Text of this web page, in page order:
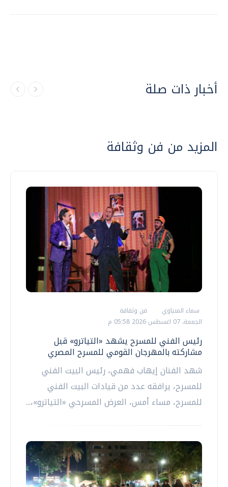
أخبار ذات صلة
المزيد من فن وثقافة
سماء المنياوي
فن وثقافة
الجمعة، 07 اغسطس 2026 05:58 م
رئيس الفني للمسرح يشهد «التياترو» قبل
مشاركته بالمهرجان القومي للمسرح المصري
شهد الفنان إيهاب فهمي، رئيس البيت الفني
للمسرح، يرافقه عدد من قيادات البيت الفني
للمسرح، مساء أمس، العرض المسرحي «التياترو»،...